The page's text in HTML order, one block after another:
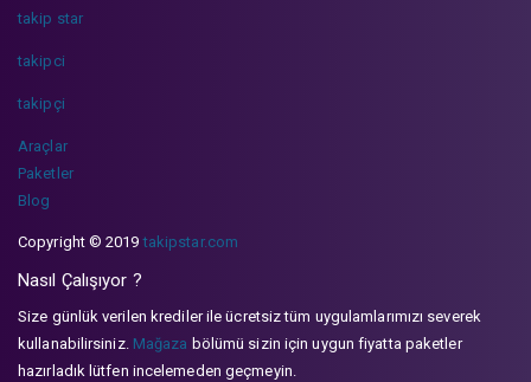
takip star
takipci
takipçi
Araçlar
Paketler
Blog
Copyright © 2019takipstar.com
Nasıl Çalışıyor ?
Size günlük verilen krediler ile ücretsiz tüm uygulamlarımızı severek
kullanabilirsiniz. Mağaza bölümü sizin için uygun fiyatta paketler
hazırladık lütfen incelemeden geçmeyin.